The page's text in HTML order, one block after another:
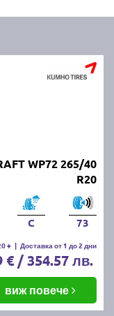
WP72 265/40
R20
C 73
+ | Доставка от 1 до 2 дни
€ / 354.57 лв.
виж повече